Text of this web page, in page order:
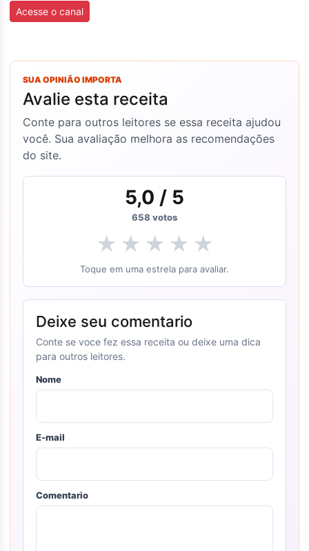
Acesse o canal
SUA OPINIÃO IMPORTA
Avalie esta receita
Conte para outros leitores se essa receita ajudou
você. Sua avaliação melhora as recomendações
do site.
5,0 / 5
658votos
★ ★ ★ ★ ★
Toque em uma estrela para avaliar.
Deixe seu comentario
Conte se voce fez essa receita ou deixe uma dica
para outros leitores.
Nome
E-mail
Comentario